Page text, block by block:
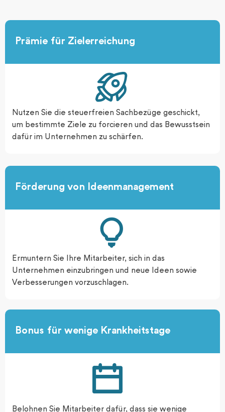
Prämie für Zielerreichung
Nutzen Sie die steuerfreien Sachbezüge geschickt,
um bestimmte Ziele zu forcieren und das Bewusstsein
dafür im Unternehmen zu schärfen.
Förderung von Ideenmanagement
Ermuntern Sie Ihre Mitarbeiter, sich in das
Unternehmen einzubringen und neue Ideen sowie
Verbesserungen vorzuschlagen.
Bonus für wenige Krankheitstage​
Belohnen Sie Mitarbeiter dafür, dass sie wenige